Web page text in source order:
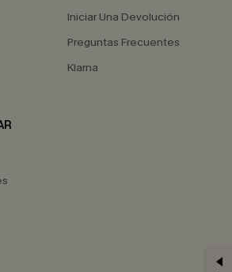
Iniciar Una Devolución
Preguntas Frecuentes
Klarna